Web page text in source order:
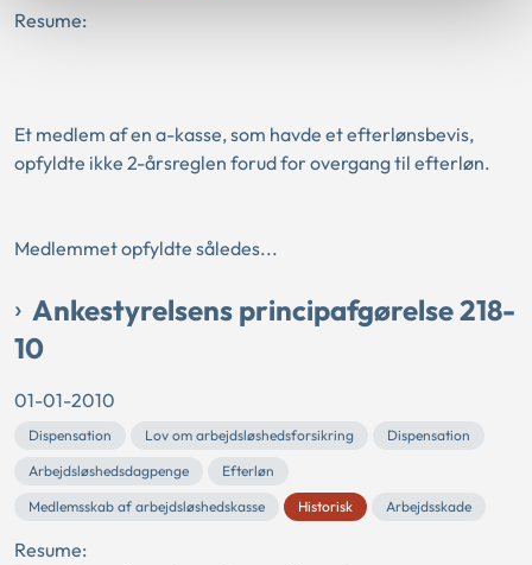
Resume:
Et medlem af en a-kasse, som havde et efterlønsbevis,
opfyldte ikke 2-årsreglen forud for overgang til efterløn.
Medlemmet opfyldte således...
Ankestyrelsens principafgørelse 218-
10
01-01-2010
Dispensation Lov om arbejdsløshedsforsikring
Dispensation
Arbejdsløshedsdagpenge
Efterløn
Medlemsskab af arbejdsløshedskasse
Historisk Arbejdsskade
Resume: